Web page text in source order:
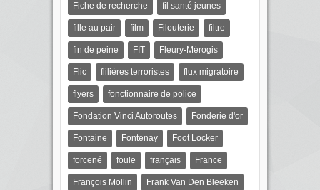
Fiche de recherche fil santé jeunes
fille au pair film Filouterie filtre
fin de peine FIT Fleury-Mérogis
Flic flilières terroristes flux migratoire
flyers fonctionnaire de police
Fondation Vinci Autoroutes Fonderie d'or
Fontaine Fontenay Foot Locker
forcené foule français France
François Mollin Frank Van Den Bleeken